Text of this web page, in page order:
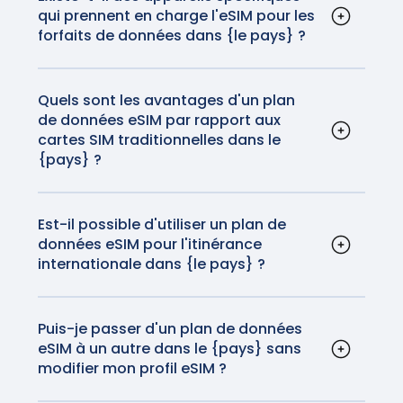
pouvez consulter les instructions d'activation
pour iOS et Androidici.
qui prennent en charge l'eSIM pour les
forfaits de données dans {le pays} ?
appareils Android, prennent en charge la
technologie eSIM. En outre, certaines
tablettes et smartwatches sont également
compatibles.
Quels sont les avantages d'un plan
de données eSIM par rapport aux
cartes SIM traditionnelles dans le
{pays} ?
permettent également de passer facilement
d'un opérateur à l'autre sans changer de
carte physique, ce qui les rend idéales pour
de rentrer chez vous.
Est-il possible d'utiliser un plan de
données eSIM pour l'itinérance
internationale dans {le pays} ?
{pays}. Les plans GigSky fourniront des
réseaux et des connexions fiables et de haute
qualité pour une fraction du coût du roaming
Puis-je passer d'un plan de données
eSIM à un autre dans le {pays} sans
modifier mon profil eSIM ?